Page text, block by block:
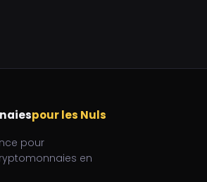
pour les Nuls
pour
en